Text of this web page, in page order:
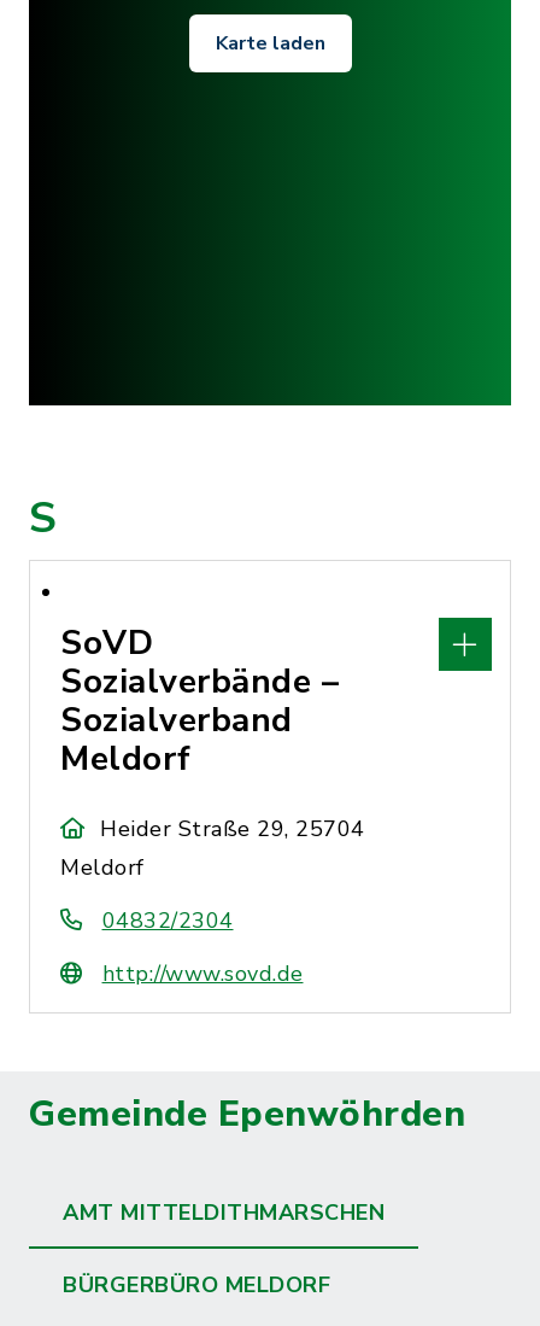
Karte laden
S
SoVD
Sozialverbände –
Sozialverband
Meldorf
Heider Straße 29, 25704
Meldorf
04832/2304
http://www.sovd.de
Gemeinde Epenwöhrden
AMT MITTELDITHMARSCHEN
BÜRGERBÜRO MELDORF